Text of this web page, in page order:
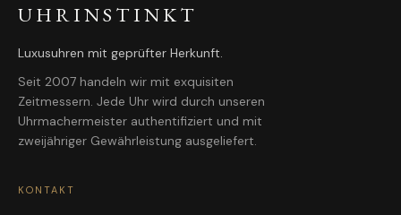
UHRINSTINKT
Luxusuhren mit geprüfter Herkunft.
Seit 2007 handeln wir mit exquisiten
Zeitmessern. Jede Uhr wird durch unseren
Uhrmachermeister authentifiziert und mit
zweijähriger Gewährleistung ausgeliefert.
KONTAKT